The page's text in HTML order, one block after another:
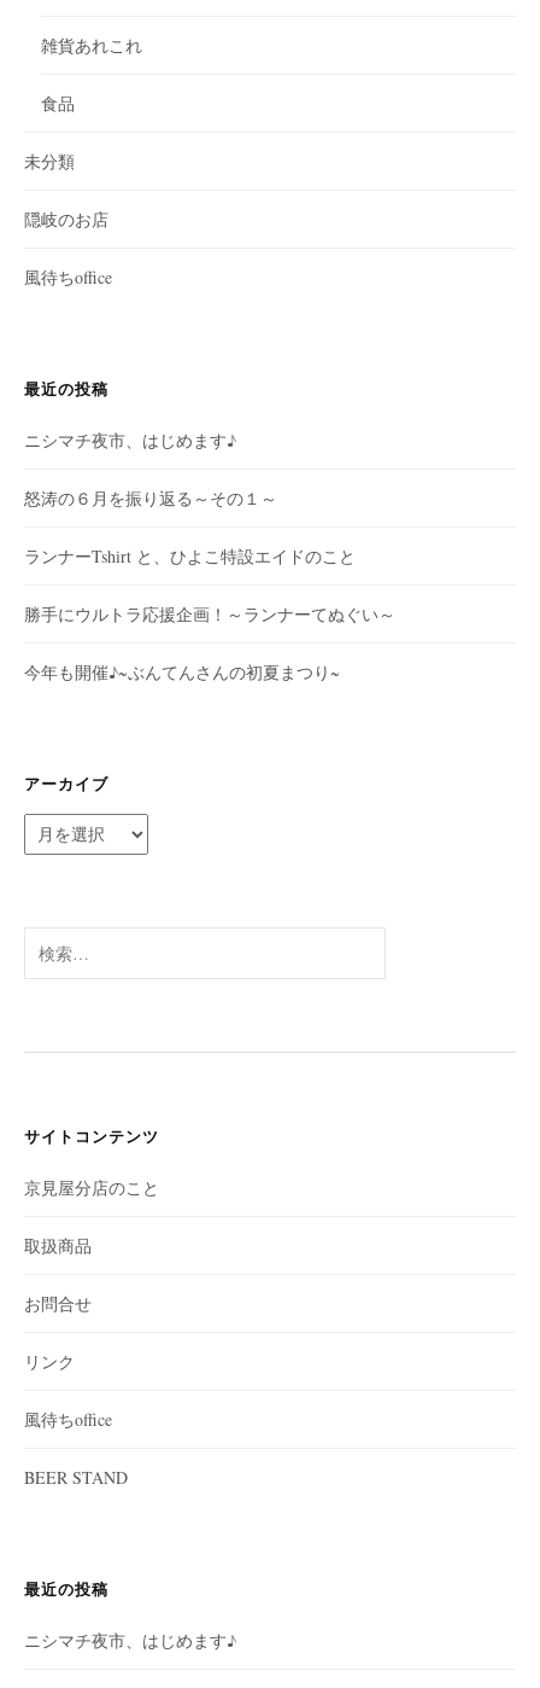
雑貨あれこれ
食品
未分類
隠岐のお店
風待ちoffice
最近の投稿
ニシマチ夜市、はじめます♪
怒涛の６月を振り返る～その１～
ランナーTshirt と、ひよこ特設エイドのこと
勝手にウルトラ応援企画！～ランナーてぬぐい～
今年も開催♪~ぶんてんさんの初夏まつり~
アーカイブ
ー
ブ
索:
サイトコンテンツ
京見屋分店のこと
取扱商品
お問合せ
リンク
風待ちoffice
BEER STAND
最近の投稿
ニシマチ夜市、はじめます♪